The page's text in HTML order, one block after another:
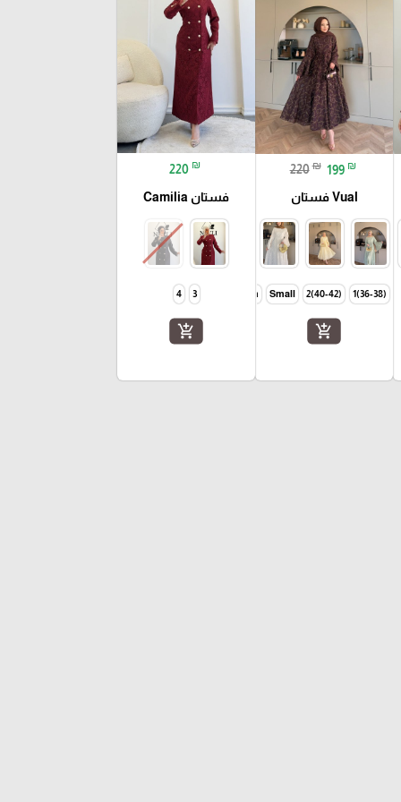
220 ₪ 199 ₪
Vual فستان
(36-38)1
(40-42)2
Small
Meduim
Large
add_shopping_cart
220 ₪
فستان Camilia
3
4
add_shopping_cart